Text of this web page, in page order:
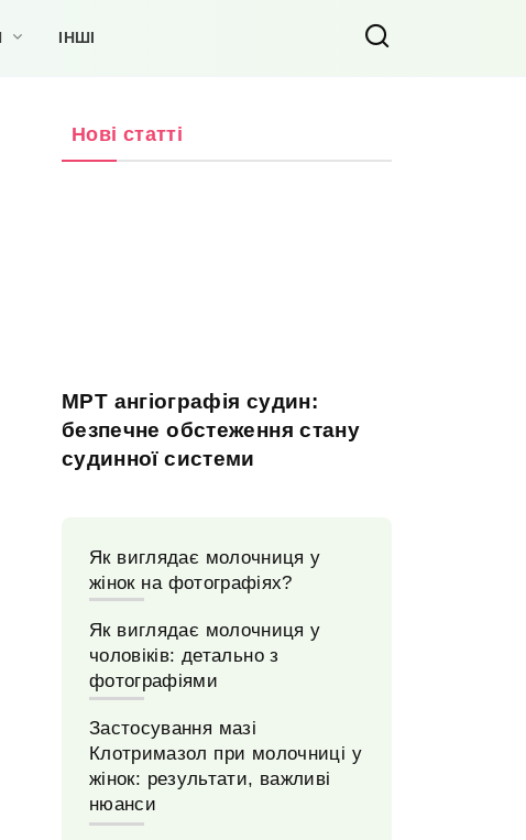
ІНШІ
Нові статті
МРТ ангіографія судин:
безпечне обстеження стану
судинної системи
Як виглядає молочниця у
жінок на фотографіях?
Як виглядає молочниця у
чоловіків: детально з
фотографіями
Застосування мазі
Клотримазол при молочниці у
жінок: результати, важливі
нюанси